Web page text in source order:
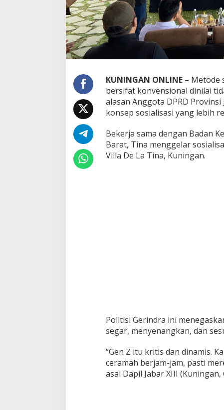
KUNINGAN ONLINE – Metode
bersifat konvensional dinilai
alasan Anggota DPRD
konsep sosialisasi yang lebih
Bekerja sama dengan Badan
Barat, Tina menggelar
Villa De La Tina, Kuningan.
Politisi Gerindra ini
segar, menyenangkan, dan
“Gen Z itu kritis dan dinamis.
ceramah berjam-jam, pasti
asal Dapil Jabar XIII